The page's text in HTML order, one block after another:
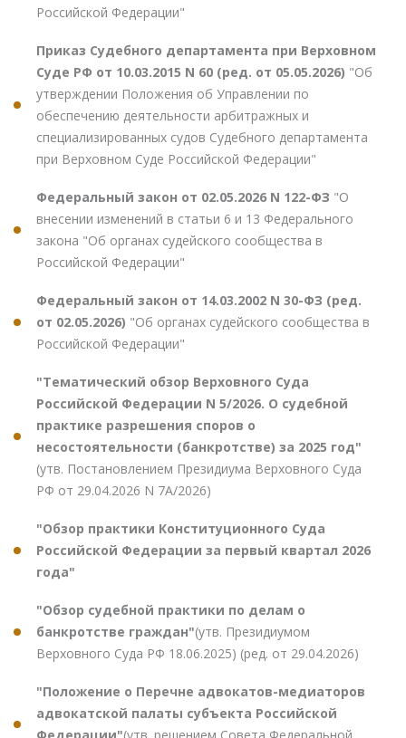
Российской Федерации"
Приказ Судебного департамента при Верховном
Суде РФ от 10.03.2015 N 60 (ред. от 05.05.2026) "Об
утверждении Положения об Управлении по
обеспечению деятельности арбитражных и
специализированных судов Судебного департамента
при Верховном Суде Российской Федерации"
Федеральный закон от 02.05.2026 N 122-ФЗ "О
внесении изменений в статьи 6 и 13 Федерального
закона "Об органах судейского сообщества в
Российской Федерации"
Федеральный закон от 14.03.2002 N 30-ФЗ (ред.
от 02.05.2026) "Об органах судейского сообщества в
Российской Федерации"
"Тематический обзор Верховного Суда
Российской Федерации N 5/2026. О судебной
практике разрешения споров о
несостоятельности (банкротстве) за 2025 год"
(утв. Постановлением Президиума Верховного Суда
РФ от 29.04.2026 N 7А/2026)
"Обзор практики Конституционного Суда
Российской Федерации за первый квартал 2026
года"
"Обзор судебной практики по делам о
банкротстве граждан"(утв. Президиумом
Верховного Суда РФ 18.06.2025) (ред. от 29.04.2026)
"Положение о Перечне адвокатов-медиаторов
адвокатской палаты субъекта Российской